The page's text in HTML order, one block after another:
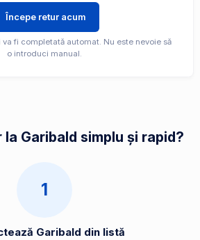
Începe retur acum
fi completată automat. Nu este nevoie să
o introduci manual.
Garibald simplu și rapid?
1
Garibald din listă